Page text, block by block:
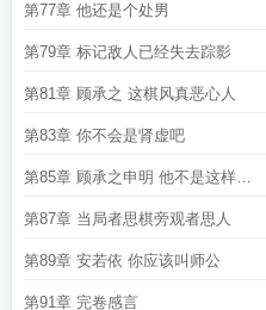
第77章 他还是个处男
第79章 标记敌人已经失去踪影
第81章 顾承之 这棋风真恶心人
第83章 你不会是肾虚吧
第85章 顾承之申明 他不是这样想
的
第87章 当局者思棋旁观者思人
第89章 安若依 你应该叫师公
第91章 完卷感言